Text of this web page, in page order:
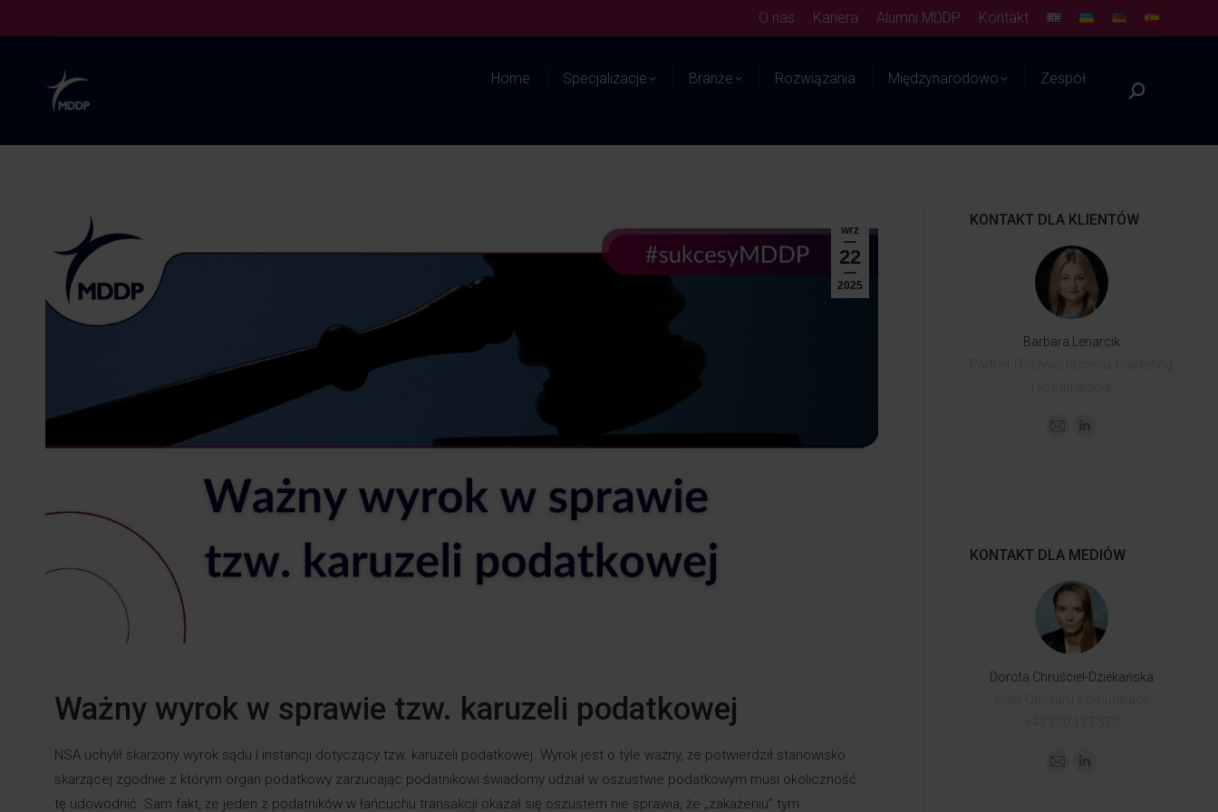
O nas Kariera Alumni MDDP Kontakt
Home Specjalizacje Branże Rozwiązania Międzynarodowo Zespół
wrz
22
2025
Ważny wyrok w sprawie tzw. karuzeli podatkowej
NSA uchylił skarżony wyrok sądu I instancji dotyczący tzw. karuzeli podatkowej. Wyrok jest o tyle ważny, że potwierdził stanowisko
skarżącej zgodnie z którym organ podatkowy zarzucając podatnikowi świadomy udział w oszustwie podatkowym musi okoliczność
tę udowodnić. Sam fakt, że jeden z podatników w łańcuchu transakcji okazał się oszustem nie sprawia, że „zakażeniu” tym
KONTAKT DLA KLIENTÓW
Barbara Lenarcik
KONTAKT DLA MEDIÓW
Dorota Chruściel-Dziekańska